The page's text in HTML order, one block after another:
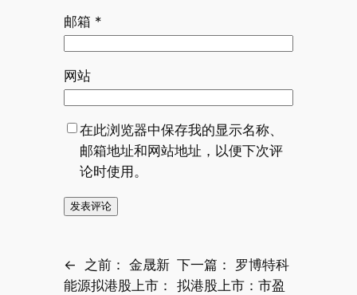
邮箱 *
网站
在此浏览器中保存我的显示名称、
邮箱地址和网站地址，以便下次评
论时使用。
← 之前： 金晟新
能源拟港股上市：
下一篇：
罗博特科
拟港股上市：市盈